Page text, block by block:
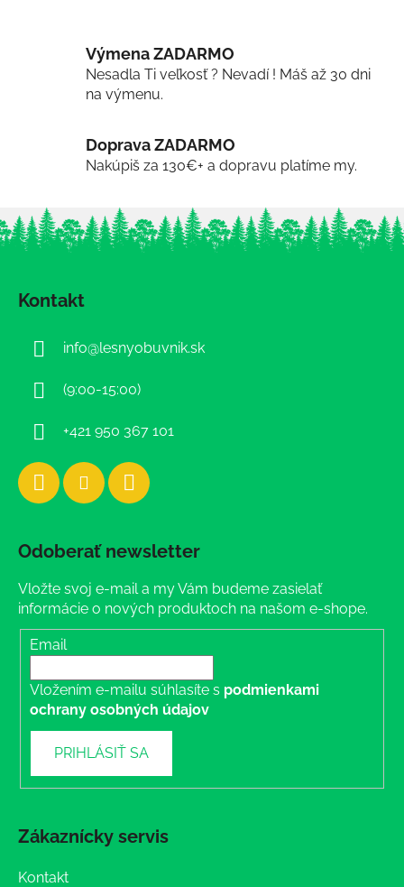
Výmena ZADARMO
Nesadla Ti veľkosť ? Nevadí ! Máš až 30 dni
na výmenu.
Doprava ZADARMO
Nakúpiš za 130€+ a dopravu platíme my.
Kontakt
info@lesnyobuvnik.sk
(9:00-15:00)
+421 950 367 101
Odoberať newsletter
Vložte svoj e-mail a my Vám budeme zasielať
informácie o nových produktoch na našom e-shope.
Email
Vložením e-mailu súhlasíte s podmienkami
ochrany osobných údajov
PRIHLÁSIŤ SA
Zákaznícky servis
Kontakt